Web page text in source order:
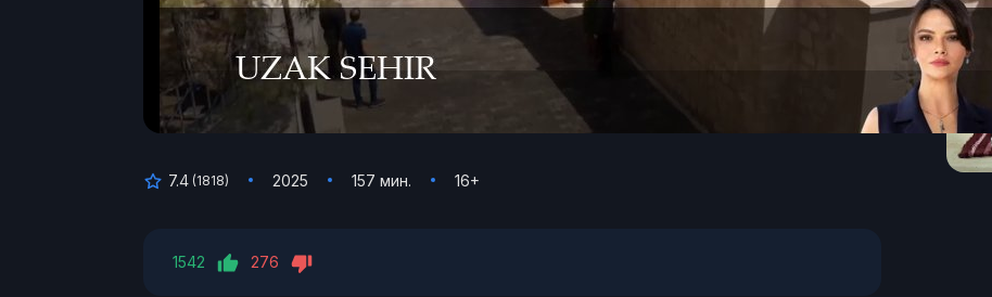
7.4 (1818) 2025 157 мин. 16+
1542 276